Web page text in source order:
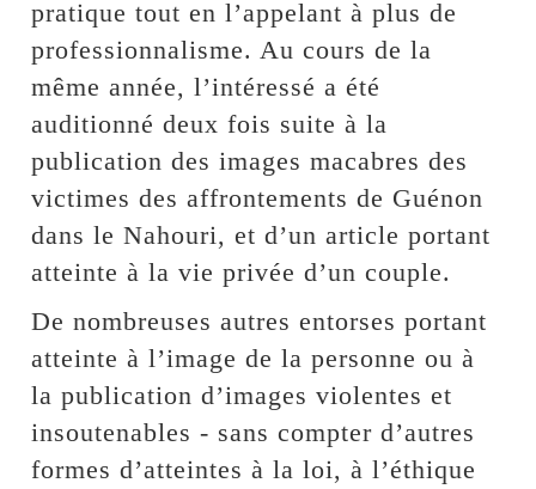
pratique tout en l’appelant à plus de
professionnalisme. Au cours de la
même année, l’intéressé a été
auditionné deux fois suite à la
publication des images macabres des
victimes des affrontements de Guénon
dans le Nahouri, et d’un article portant
atteinte à la vie privée d’un couple.
De nombreuses autres entorses portant
atteinte à l’image de la personne ou à
la publication d’images violentes et
insoutenables - sans compter d’autres
formes d’atteintes à la loi, à l’éthique